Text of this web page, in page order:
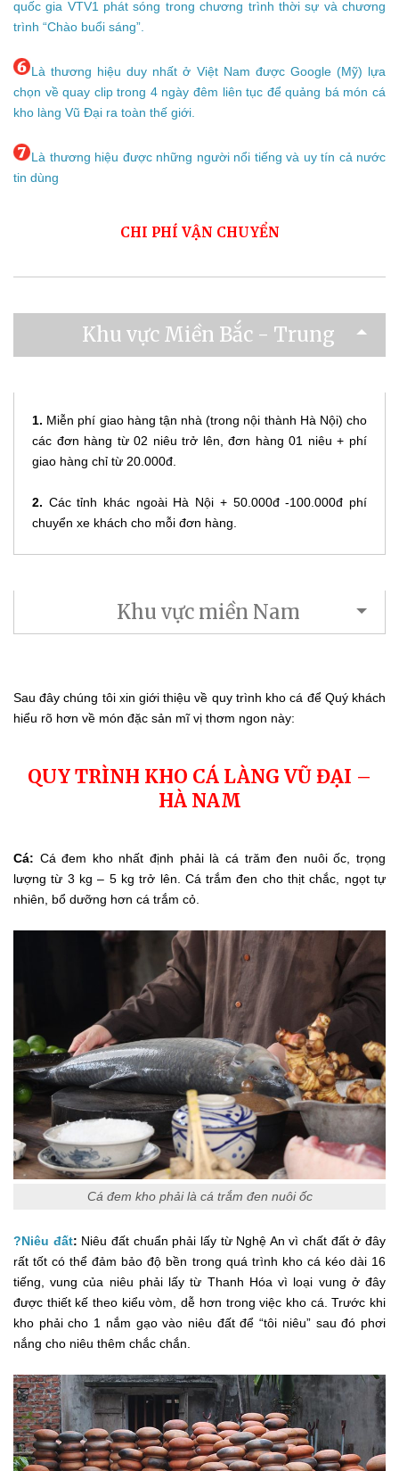
quốc gia VTV1 phát sóng trong chương trình thời sự và chương
trình “Chào buổi sáng”.
Là thương hiệu duy nhất ở Việt Nam được Google (Mỹ) lựa
chọn về quay clip trong 4 ngày đêm liên tục để quảng bá món cá
kho làng Vũ Đại ra toàn thế giới.
Là thương hiệu được những người nổi tiếng và uy tín cả nước
tin dùng
CHI PHÍ VẬN CHUYỂN
Khu vực Miền Bắc - Trung
1. Miễn phí giao hàng tận nhà (trong nội thành Hà Nội) cho
các đơn hàng từ 02 niêu trở lên, đơn hàng 01 niêu + phí
giao hàng chỉ từ 20.000đ.
2. Các tỉnh khác ngoài Hà Nội + 50.000đ -100.000đ phí
chuyển xe khách cho mỗi đơn hàng.
Khu vực miền Nam
Sau đây chúng tôi xin giới thiệu về quy trình kho cá để Quý khách
hiểu rõ hơn về món đặc sản mĩ vị thơm ngon này:
QUY TRÌNH KHO CÁ LÀNG VŨ ĐẠI –
HÀ NAM
Cá: Cá đem kho nhất định phải là cá trăm đen nuôi ốc, trọng
lượng từ 3 kg – 5 kg trở lên. Cá trắm đen cho thịt chắc, ngọt tự
nhiên, bổ dưỡng hơn cá trắm cỏ.
Cá đem kho phải là cá trắm đen nuôi ốc
?Niêu đất: Niêu đất chuẩn phải lấy từ Nghệ An vì chất đất ở đây
rất tốt có thể đảm bảo độ bền trong quá trình kho cá kéo dài 16
tiếng, vung của niêu phải lấy từ Thanh Hóa vì loại vung ở đây
được thiết kế theo kiểu vòm, dễ hơn trong việc kho cá. Trước khi
kho phải cho 1 nắm gạo vào niêu đất để “tôi niêu” sau đó phơi
nắng cho niêu thêm chắc chắn.